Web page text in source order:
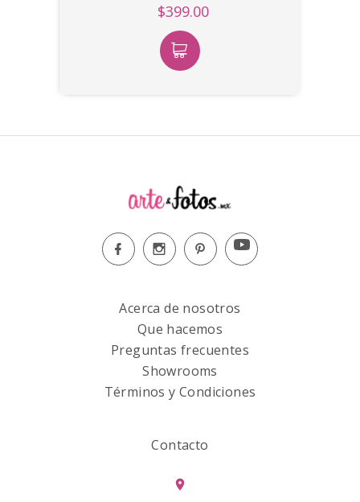
$399.00
Acerca de nosotros
Que hacemos
Preguntas frecuentes
Showrooms
Términos y Condiciones
Contacto